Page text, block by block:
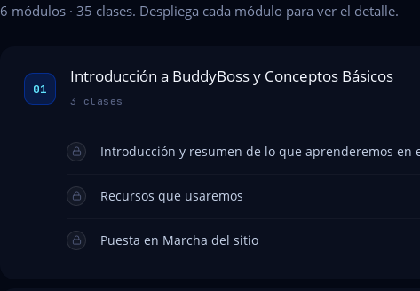
6 módulos · 35 clases. Despliega cada módulo para ver el detalle.
01
Introducción a BuddyBoss y Conceptos Básicos
3 clases
Introducción y resumen de lo que aprenderemos en
Recursos que usaremos
Puesta en Marcha del sitio